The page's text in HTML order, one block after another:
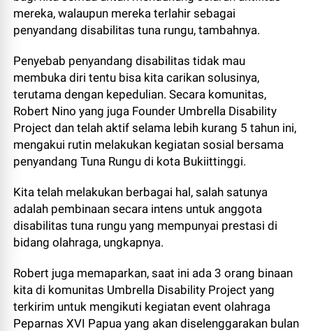
mereka, walaupun mereka terlahir sebagai
penyandang disabilitas tuna rungu, tambahnya.
Penyebab penyandang disabilitas tidak mau
membuka diri tentu bisa kita carikan solusinya,
terutama dengan kepedulian. Secara komunitas,
Robert Nino yang juga Founder Umbrella Disability
Project dan telah aktif selama lebih kurang 5 tahun ini,
mengakui rutin melakukan kegiatan sosial bersama
penyandang Tuna Rungu di kota Bukiittinggi.
Kita telah melakukan berbagai hal, salah satunya
adalah pembinaan secara intens untuk anggota
disabilitas tuna rungu yang mempunyai prestasi di
bidang olahraga, ungkapnya.
Robert juga memaparkan, saat ini ada 3 orang binaan
kita di komunitas Umbrella Disability Project yang
terkirim untuk mengikuti kegiatan event olahraga
Peparnas XVI Papua yang akan diselenggarakan bulan